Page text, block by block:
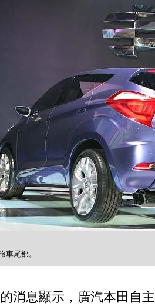
車尾部。
消息顯示，廣汽本田自